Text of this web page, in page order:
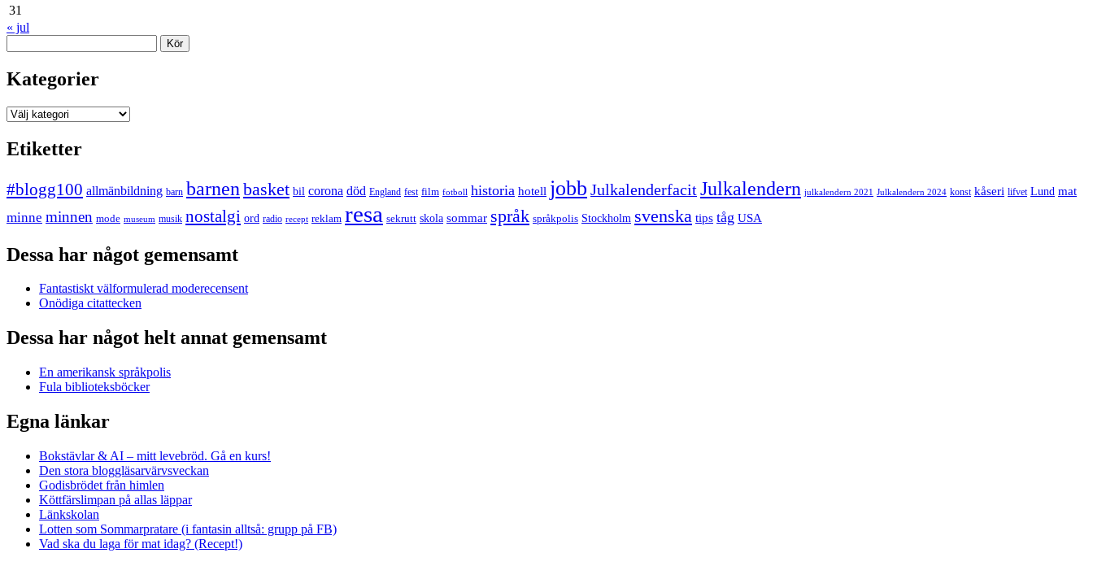
31
« jul
Kategorier
Kategorier
Etiketter
#blogg100 allmänbildning barn barnen basket bil corona död England fest film fotboll historia hotell jobb JulkalenderfacitJulkalendern julkalendern 2021 Julkalendern 2024 konst kåseri lifvet Lund mat
minne minnen mode museum musik nostalgi ord radio recept reklam resa sekrutt skola sommar språk språkpolis Stockholm svenska tips tåg USA
Dessa har något gemensamt
Fantastiskt välformulerad moderecensent
Onödiga citattecken
Dessa har något helt annat gemensamt
En amerikansk språkpolis
Fula biblioteksböcker
Egna länkar
Bokstävlar & AI – mitt levebröd. Gå en kurs!
Den stora bloggläsarvärvsveckan
Godisbrödet från himlen
Köttfärslimpan på allas läppar
Länkskolan
Lotten som Sommarpratare (i fantasin alltså: grupp på FB)
Vad ska du laga för mat idag? (Recept!)